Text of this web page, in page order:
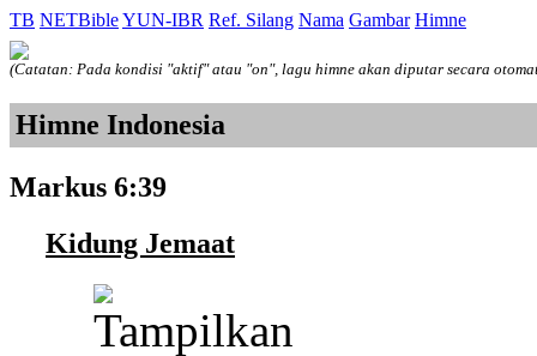
TB NETBibleYUN-IBR Ref. Silang Nama Gambar Himne
(Catatan: Pada kondisi "aktif" atau "on", lagu himne akan diputar secara
Himne Indonesia
Markus 6:39
Kidung Jemaat